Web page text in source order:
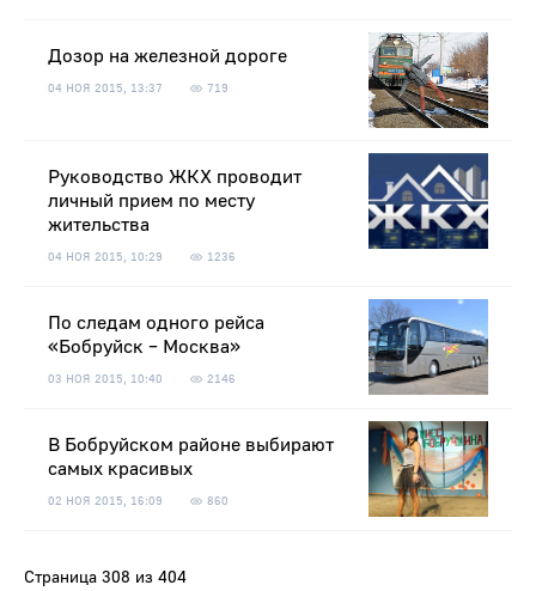
Дозор на железной дороге
04 НОЯ 2015, 13:37 719
Руководство ЖКХ проводит
личный прием по месту
жительства
04 НОЯ 2015, 10:29 1236
По следам одного рейса
«Бобруйск – Москва»
03 НОЯ 2015, 10:40 2146
В Бобруйском районе выбирают
самых красивых
02 НОЯ 2015, 16:09 860
Страница 308 из 404